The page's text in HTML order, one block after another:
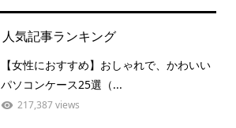
人気記事ランキング
【女性におすすめ】おしゃれで、かわいい
パソコンケース25選（...
217,387 views